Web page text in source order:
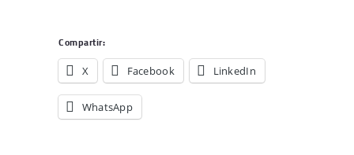
Compartir:
X Facebook LinkedIn
WhatsApp